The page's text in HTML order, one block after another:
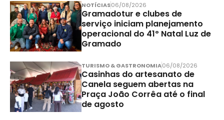
NOTÍCIAS06/08/2026
Gramadotur e clubes de
serviço iniciam planejamento
operacional do 41º Natal Luz de
Gramado
TURISMO & GASTRONOMIA06/08/2026
Casinhas do artesanato de
Canela seguem abertas na
Praça João Corrêa até o final
de agosto